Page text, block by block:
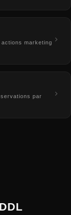
marketing
par